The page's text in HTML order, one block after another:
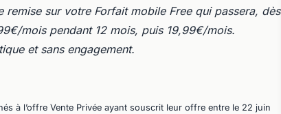
remise sur votre Forfait mobile Free qui passera, dès
mois pendant 12 mois, puis 19,99€/mois.
et sans engagement.
à l’offre Vente Privée ayant souscrit leur offre entre le 22 juin